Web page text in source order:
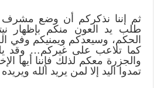
ثم إننا نذكركم أن وضع
طلب يد العون منكم بإظهار
الحكم، وسيعدكم ويمنيكم وفي
كما تلاعب على غيركم… وقد
والجزرة معكم لذلك فإننا أيها
تمدوا اليد إلا لمن يريد الله ويريده